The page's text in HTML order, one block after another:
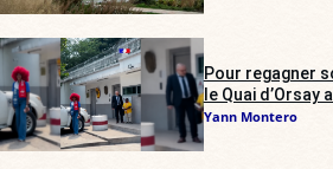
Pour regagner
le Quai d’Orsay
Yann Montero